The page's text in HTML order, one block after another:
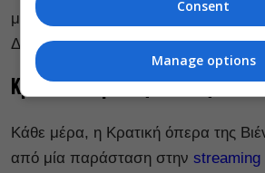
μεσάνυχτα της επόμενης ημέρας.
Δείτε την παράστασηεδώ.
Κρατική όπερα της Βιέννης
Κάθε μέρα, η Κρατική όπερα της
από μία παράσταση στην
Consent
Manage options